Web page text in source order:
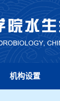
机构设置